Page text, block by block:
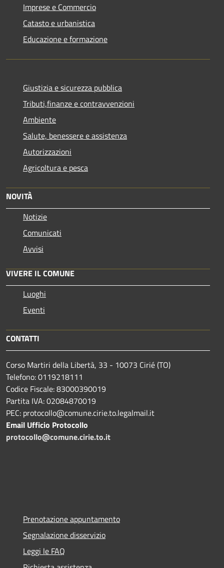
Imprese e Commercio
Catasto e urbanistica
Educazione e formazione
Giustizia e sicurezza pubblica
Tributi,finanze e contravvenzioni
Ambiente
Salute, benessere e assistenza
Autorizzazioni
Agricoltura e pesca
NOVITÀ
Notizie
Comunicati
Avvisi
VIVERE IL COMUNE
Luoghi
Eventi
CONTATTI
Corso Martiri della Libertà, 33 - 10073 Cirié (TO)
Telefono: 0119218111
Codice Fiscale: 83000390019
Partita IVA: 02084870019
PEC: protocollo@comune.cirie.to.legalmail.it
Email Ufficio Protocollo
protocollo@comune.cirie.to.it
Prenotazione appuntamento
Segnalazione disservizio
Leggi le FAQ